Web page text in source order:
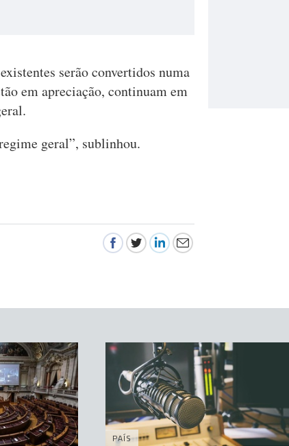
serão convertidos numa
em apreciação, continuam em
geral”, sublinhou.
PAÍS